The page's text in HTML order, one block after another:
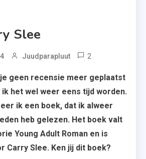
Slee
Juudparapluut 2
Slee
,
FMB
Uitgevers
,
Joël
geen recensie meer geplaatst
ik het wel weer eens tijd worden.
ik een boek, dat ik alweer
heb gelezen. Het boek valt
Young Adult Roman en is
Carry Slee. Ken jij dit boek?